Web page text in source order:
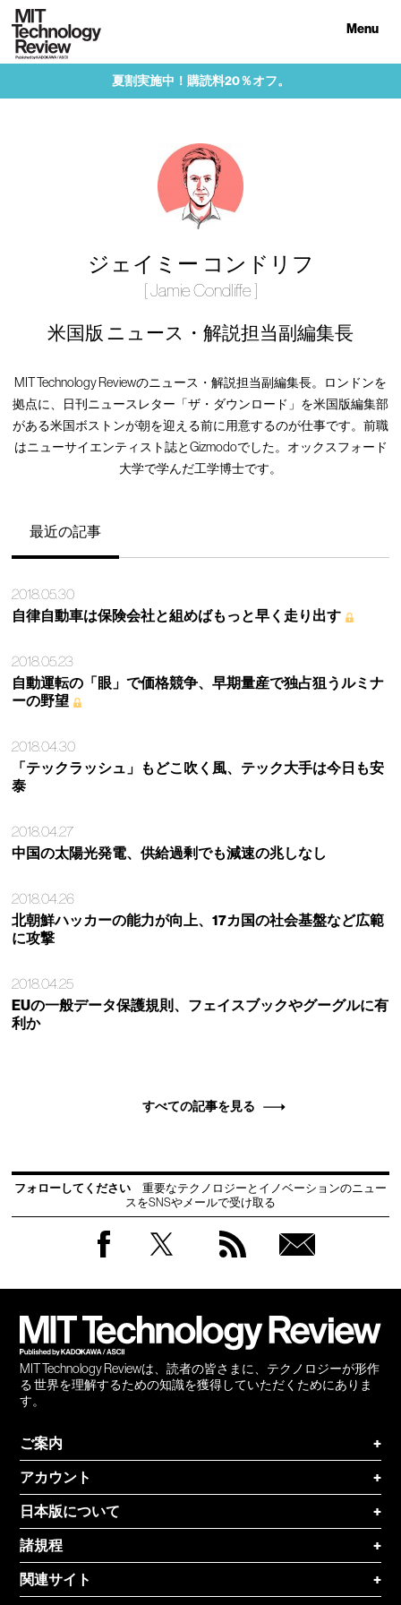
Menu
夏割実施中！購読料20％オフ。
ジェイミー コンドリフ
[ Jamie Condliffe ]
米国版 ニュース・解説担当副編集長
MIT Technology Reviewのニュース・解説担当副編集長。ロンドンを
拠点に、日刊ニュースレター「ザ・ダウンロード」を米国版編集部
がある米国ボストンが朝を迎える前に用意するのが仕事です。前職
はニューサイエンティスト誌とGizmodoでした。オックスフォード
大学で学んだ工学博士です。
最近の記事
2018.05.30
自律自動車は保険会社と組めばもっと早く走り出す
2018.05.23
自動運転の「眼」で価格競争、早期量産で独占狙うルミナ
ーの野望
2018.04.30
「テックラッシュ」もどこ吹く風、テック大手は今日も安
泰
2018.04.27
中国の太陽光発電、供給過剰でも減速の兆しなし
2018.04.26
北朝鮮ハッカーの能力が向上、17カ国の社会基盤など広範
に攻撃
2018.04.25
EUの一般データ保護規則、フェイスブックやグーグルに有
利か
すべての記事を見る
フォローしてください
重要なテクノロジーとイノベーションのニュー
スをSNSやメールで受け取る
MIT Technology Reviewは、読者の皆さまに、テクノロジーが形作
る 世界を理解するための知識を獲得していただくためにありま
す。
ご案内
+
アカウント
+
日本版について
+
諸規程
+
関連サイト
+